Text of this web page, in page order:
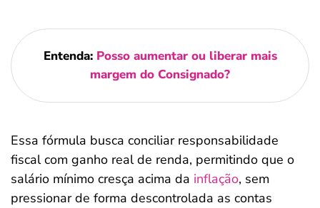
Entenda: Posso aumentar ou liberar mais
margem do Consignado​?
Essa fórmula busca conciliar responsabilidade
fiscal com ganho real de renda, permitindo que o
salário mínimo cresça acima da inflação, sem
pressionar de forma descontrolada as contas